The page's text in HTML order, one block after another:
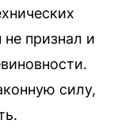
признал и
силу,